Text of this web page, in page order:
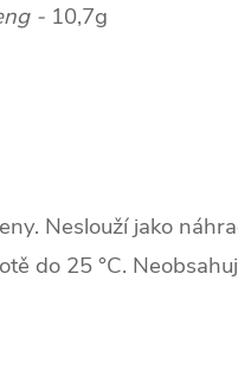
- 10,7g
Neslouží jako
do 25 °C.